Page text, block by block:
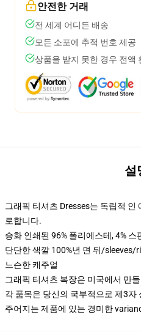
안전한 거래
전 세계 어디든 배송
모든 소포에 추적 번호 제공
상품을 받지 못한 경우 전액
설
그래픽 티셔츠 Dresses는 독립적
로합니다.
승화 인쇄된 96% 폴리에스테, 4% 스
단단한 색깔 100%년 면 뒤/sleeves/
느슨한 캐주얼
그래픽 티셔츠 복장은 미국에서 만
각 품목은 당신의 국부적으로 제3
주어지는 제품에 있는 경미한